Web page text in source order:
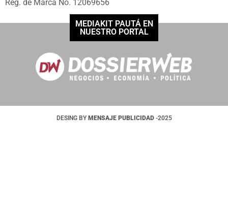
Reg. de Marca No. 12069656
MEDIAKIT PAUTÁ EN
NUESTRO PORTAL
DESING BY MENSAJE PUBLICIDAD -2025